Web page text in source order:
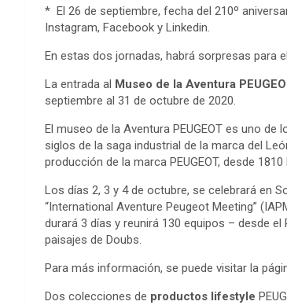
* El 26 de septiembre, fecha del 210º
Instagram, Facebook y Linkedin.
En estas dos jornadas, habrá sorpresas para
La entrada al Museo de la Aventura
septiembre al 31 de octubre de 2020.
El museo de la Aventura PEUGEOT es uno
siglos de la saga industrial de la marca del
producción de la marca PEUGEOT, desde
Los días 2, 3 y 4 de octubre, se celebrará en
“International Aventure Peugeot Meeting”
durará 3 días y reunirá 130 equipos – desde el
paisajes de Doubs.
Para más información, se puede visitar la
Dos colecciones de productos lifestyle